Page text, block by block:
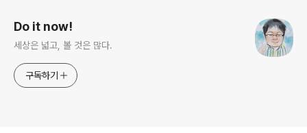
Do it now!
세상은 넓고, 볼 것은 많다.
구독하기